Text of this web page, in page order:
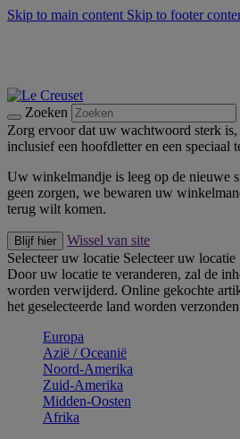
Skip to main content Skip to footer
Zoeken
Zorg ervoor dat uw wachtwoord sterk
inclusief een hoofdletter en een speciaal
Uw winkelmandje is leeg op de nieuwe
geen zorgen, we bewaren uw
terug wilt komen.
Blijf hier
Wissel van site
Selecteer uw locatie Selecteer uw locatie
Door uw locatie te veranderen, zal de
worden verwijderd. Online gekochte
het geselecteerde land worden
Europa
Aziё / Oceaniё
Noord-Amerika
Zuid-Amerika
Midden-Oosten
Afrika